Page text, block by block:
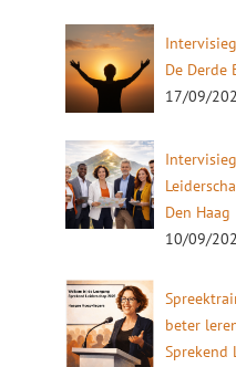
De Derde
17/09/
Den Haag
10/09/
beter
Sprekend